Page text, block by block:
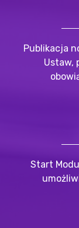
Publikacja
Ustaw,
Start